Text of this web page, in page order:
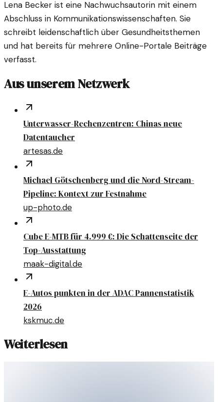
Lena Becker ist eine Nachwuchsautorin mit einem
Abschluss in Kommunikationswissenschaften. Sie
schreibt leidenschaftlich über Gesundheitsthemen
und hat bereits für mehrere Online-Portale Beiträge
verfasst.
Aus unserem Netzwerk
Unterwasser-Rechenzentren: Chinas neue
Datentaucher
artesas.de
Michael Götschenberg und die Nord-Stream-
Pipeline: Kontext zur Festnahme
up-photo.de
Cube E-MTB für 4.999 €: Die Schattenseite der
Top-Ausstattung
maak-digital.de
E-Autos punkten in der ADAC Pannenstatistik
2026
kskmuc.de
Weiterlesen